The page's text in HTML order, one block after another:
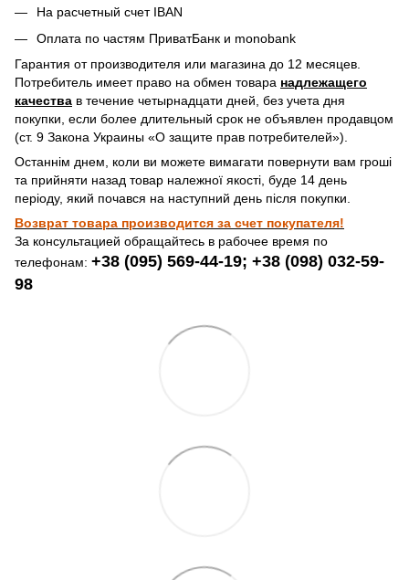
На расчетный счет IBAN
Оплата по частям ПриватБанк и monobank
Гарантия от производителя или магазина до 12 месяцев.
Потребитель имеет право на обмен товара надлежащего
качества в течение четырнадцати дней, без учета дня
покупки, если более длительный срок не объявлен продавцом
(ст. 9 Закона Украины «О защите прав потребителей»).
Останнім днем, коли ви можете вимагати повернути вам гроші
та прийняти назад товар належної якості, буде 14 день
періоду, який почався на наступний день після покупки.
Возврат товара производится за счет покупателя!
За консультацией обращайтесь в рабочее время по
телефонам: +38 (095) 569-44-19; +38 (098) 032-59-
98